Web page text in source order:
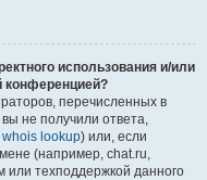
использования и/или
конференцией?
перечисленных в
не получили ответа,
whois lookup) или, если
(например, chat.ru,
или техподдержкой данного